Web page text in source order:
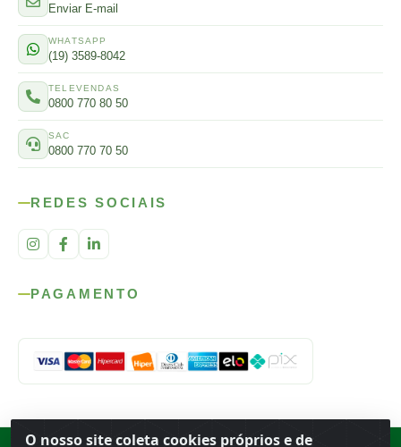
O nosso site coleta cookies próprios e de
Enviar E-mail
WHATSAPP
(19) 3589-8042
TELEVENDAS
0800 770 80 50
SAC
0800 770 70 50
REDES SOCIAIS
PAGAMENTO